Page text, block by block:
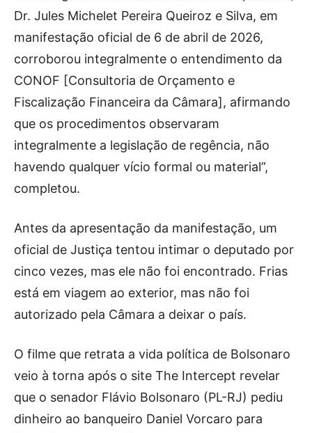
Dr. Jules Michelet Pereira Queiroz e Silva, em
manifestação oficial de 6 de abril de 2026,
corroborou integralmente o entendimento da
CONOF [Consultoria de Orçamento e
Fiscalização Financeira da Câmara], afirmando
que os procedimentos observaram
integralmente a legislação de regência, não
havendo qualquer vício formal ou material”,
completou.
Antes da apresentação da manifestação, um
oficial de Justiça tentou intimar o deputado por
cinco vezes, mas ele não foi encontrado. Frias
está em viagem ao exterior, mas não foi
autorizado pela Câmara a deixar o país.
O filme que retrata a vida política de Bolsonaro
veio à torna após o site The Intercept revelar
que o senador Flávio Bolsonaro (PL-RJ) pediu
dinheiro ao banqueiro Daniel Vorcaro para